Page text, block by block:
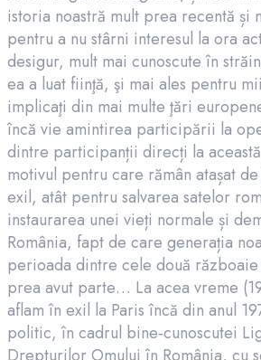
istoria noastră mult prea recentă și
pentru a nu stârni interesul la ora
desigur, mult mai cunoscute în
ea a luat fiinţă, şi mai ales pentru
implicaţi din mai multe ţări
încă vie amintirea participării la
dintre participanții direcți la
motivul pentru care rămân atașat
exil, atât pentru salvarea satelor
instaurarea unei vieți normale și
România, fapt de care generația
perioada dintre cele două
prea avut parte… La acea vreme
aflam în exil la Paris încă din anul
politic, în cadrul bine‑cunoscutei